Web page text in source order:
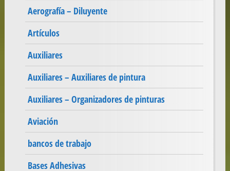
Aerografía – Diluyente
Artículos
Auxiliares
Auxiliares – Auxiliares de pintura
Auxiliares – Organizadores de pinturas
Aviación
bancos de trabajo
Bases Adhesivas